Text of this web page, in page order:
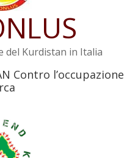
contro i crimini di guerra
del Kurdistan in Italia
Contro l’occupazione